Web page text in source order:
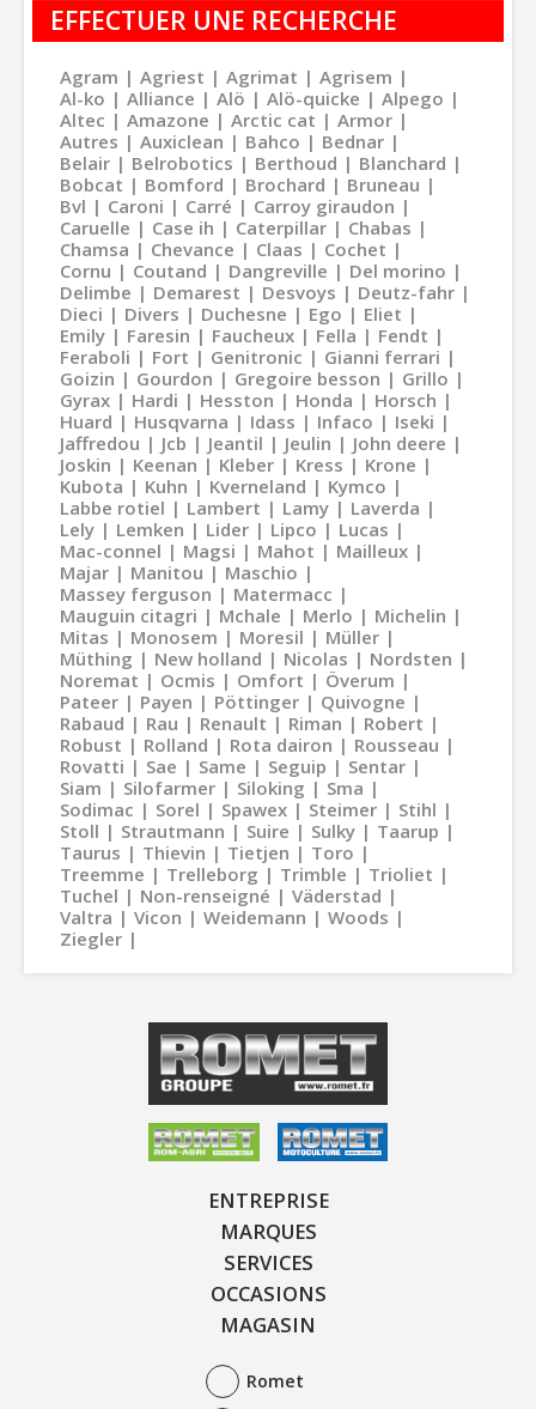
EFFECTUER UNE RECHERCHE
Agram Agriest Agrimat
Agrisem
Al-ko
Alliance Alö Alö-quicke
Alpego
Altec
Amazone Arctic cat
Armor
Autres
Auxiclean Bahco
Bednar
Belair
Belrobotics Berthoud
Blanchard
Bobcat
Bomford Brochard
Bruneau
Bvl
Caroni Carré
Carroy giraudon
Caruelle
Case ih Caterpillar
Chabas
Chamsa
Chevance Claas
Cochet
Cornu
Coutand Dangreville
Del morino
Delimbe
Demarest Desvoys
Deutz-fahr
Dieci
Divers Duchesne Ego
Eliet
Emily
Faresin Faucheux Fella
Fendt
Feraboli
Fort Genitronic
Gianni ferrari
Goizin
Gourdon Gregoire besson
Grillo
Gyrax
Hardi Hesston Honda
Horsch
Huard
Husqvarna Idass Infaco
Iseki
Jaffredou
Jcb Jeantil Jeulin
John deere
Joskin
Keenan Kleber Kress
Krone
Kubota
Kuhn Kverneland
Kymco
Labbe rotiel
Lambert Lamy
Laverda
Lely
Lemken Lider Lipco
Lucas
Mac-connel
Magsi Mahot
Mailleux
Majar
Manitou
Maschio
Massey ferguson
Matermacc
Mauguin citagri
Mchale Merlo
Michelin
Mitas
Monosem Moresil
Müller
Müthing
New holland Nicolas
Nordsten
Noremat
Ocmis Omfort
Överum
Pateer
Payen Pöttinger
Quivogne
Rabaud
Rau Renault Riman
Robert
Robust
Rolland Rota dairon
Rousseau
Rovatti
Sae Same Seguip
Sentar
Siam
Silofarmer Siloking
Sma
Sodimac
Sorel Spawex Steimer
Stihl
Stoll
Strautmann Suire Sulky
Taarup
Taurus
Thievin Tietjen
Toro
Treemme
Trelleborg Trimble
Trioliet
Tuchel
Non-renseigné
Väderstad
Valtra
Vicon Weidemann
Woods
Ziegler
ENTREPRISE
MARQUES
SERVICES
OCCASIONS
MAGASIN
Romet